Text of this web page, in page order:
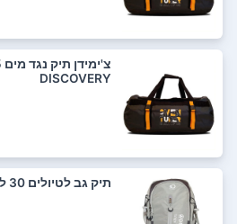
DISCOVERY
תיק גב לטיולים 30 ליטר אפור